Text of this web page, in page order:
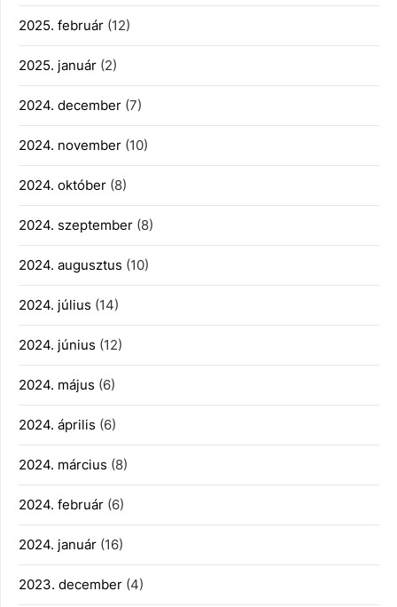
2025. február (12)
2025. január (2)
2024. december (7)
2024. november (10)
2024. október (8)
2024. szeptember (8)
2024. augusztus (10)
2024. július (14)
2024. június (12)
2024. május (6)
2024. április (6)
2024. március (8)
2024. február (6)
2024. január (16)
2023. december (4)